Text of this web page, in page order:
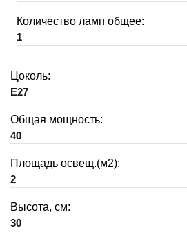
Количество ламп общее:
1
Цоколь:
E27
Общая мощность:
40
Площадь освещ.(м2):
2
Высота, см:
30